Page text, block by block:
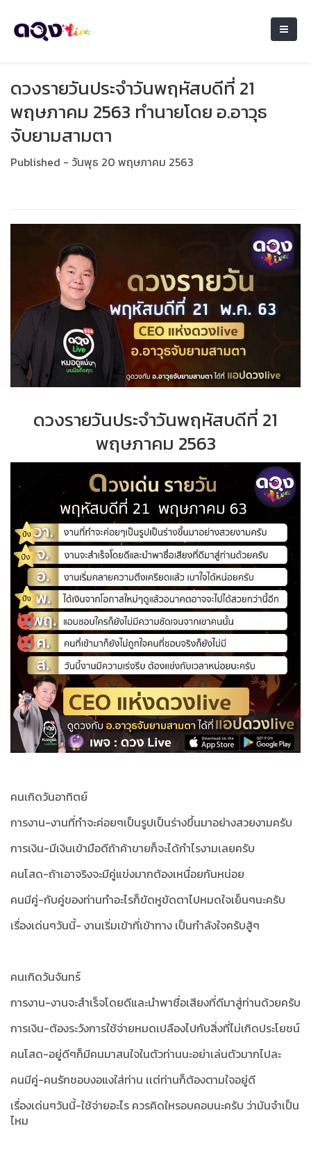
ดวงรายวันประจำวันพฤหัสบดีที่ 21
พฤษภาคม 2563 ทำนายโดย อ.อาวุธ
จับยามสามตา
Published - วันพุธ 20 พฤษภาคม 2563
ดวงรายวันประจำวันพฤหัสบดีที่ 21
พฤษภาคม 2563
คนเกิดวันอาทิตย์
การงาน-งานที่ทำจะค่อยๆเป็นรูปเป็นร่างขึ้นมาอย่างสวยงามครับ
การเงิน-มีเงินเข้ามือดีถ้าค้าขายก็จะได้กำไรงามเลยครับ
คนโสด-ถ้าเอาจริงจะมีคู่แข่งมากต้องเหนื่อยกันหน่อย
คนมีคู่-กับคู่ของท่านทำอะไรก็ขัดหูขัดตาไปหมดใจเย็นๆนะครับ
เรื่องเด่นๆวันนี้- งานเริ่มเข้าที่เข้าทาง เป็นกำลังใจครับสู้ๆ
คนเกิดวันจันทร์
การงาน-งานจะสำเร็จโดยดีและนำพาชื่อเสียงที่ดีมาสู่ท่านด้วยครับ
การเงิน-ต้องระวังการใช้จ่ายหมดเปลืองไปกับสิ่งที่ไม่เกิดประโยชน์
คนโสด-อยู่ดีๆก็มีคนมาสนใจในตัวท่านนะอย่าเล่นตัวมากไปละ
คนมีคู่-คนรักชอบงอแงใส่ท่าน เเต่ท่านก็ต้องตามใจอยู่ดี
เรื่องเด่นๆวันนี้-ใช้จ่ายอะไร ควรคิดใหรอบคอบนะครับ ว่ามันจำเป็น
ไหม